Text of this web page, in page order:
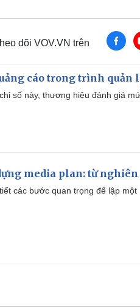
dõi VOV.VN trên
cáo trong trình quản
số này, thương hiệu đánh giá
media plan: từ
các bước quan trọng để lập một